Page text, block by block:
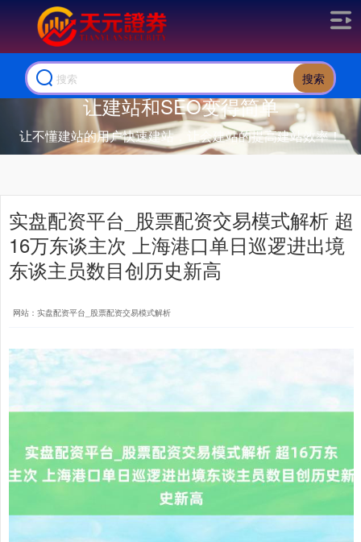
搜索
让建站和SEO变得简单
让不懂建站的用户快速建站，让会建站的提高建站效率！
实盘配资平台_股票配资交易模式解析 超
16万东谈主次 上海港口单日巡逻进出境
东谈主员数目创历史新高
网站：实盘配资平台_股票配资交易模式解析